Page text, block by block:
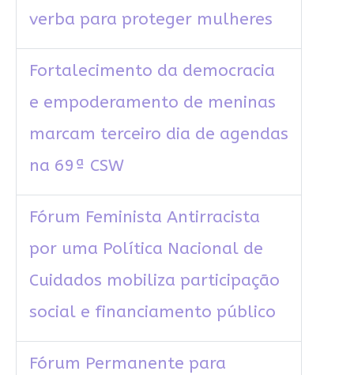
verba para proteger mulheres
Fortalecimento da democracia
e empoderamento de meninas
marcam terceiro dia de agendas
na 69ª CSW
Fórum Feminista Antirracista
por uma Política Nacional de
Cuidados mobiliza participação
social e financiamento público
Fórum Permanente para